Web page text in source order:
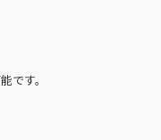
です。